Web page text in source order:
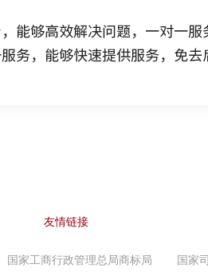
友情链接
国家工商行政管理总局商标局 国家